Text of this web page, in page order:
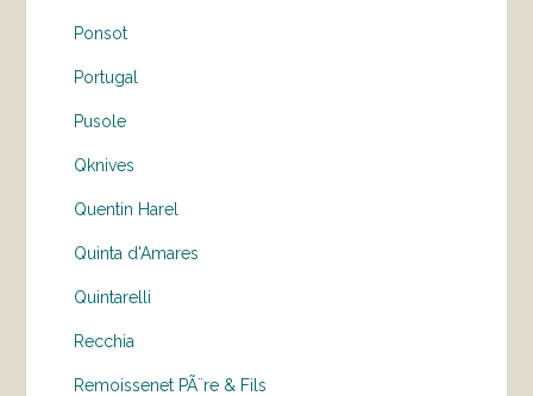
Ponsot
Portugal
Pusole
Qknives
Quentin Harel
Quinta d'Amares
Quintarelli
Recchia
Remoissenet PÃ¨re & Fils